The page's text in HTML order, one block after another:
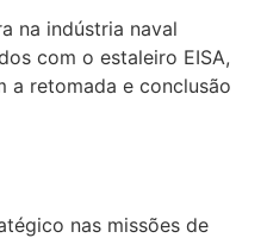
na indústria naval
com o estaleiro EISA,
a retomada e conclusão
nas missões de